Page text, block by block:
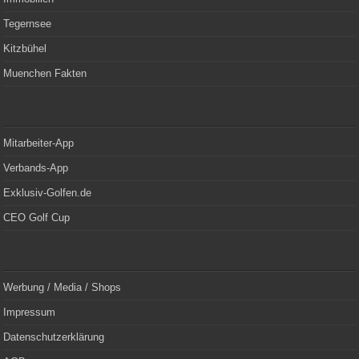
Tegernsee
Kitzbühel
Muenchen Fakten
Mitarbeiter-App
Verbands-App
Exklusiv-Golfen.de
CEO Golf Cup
Werbung / Media / Shops
Impressum
Datenschutzerklärung